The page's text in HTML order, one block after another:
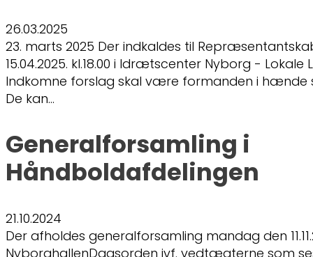
26.03.2025
23. marts 2025 Der indkaldes til
15.04.2025. kl.18.00 i Idrætscenter Nyborg -
Indkomne forslag skal være formanden i hænde
De kan…
Generalforsamling i
Håndboldafdelingen
21.10.2024
Der afholdes generalforsamling mandag den
NyborghallenDagsorden jvf. vedtægterne som